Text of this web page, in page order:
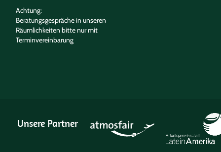
Achtung:
Beratungsgespräche in unseren
Räumlichkeiten bitte nur mit
Terminvereinbarung
Unsere Partner